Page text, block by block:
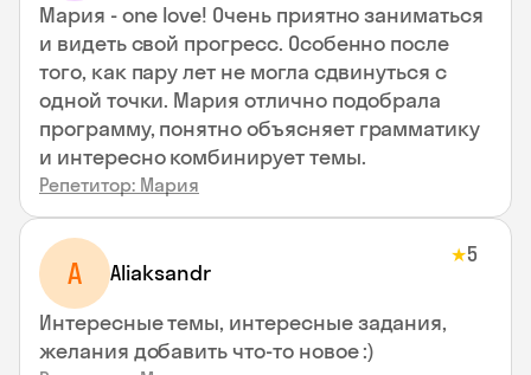
Мария - one love! Очень приятно заниматься
и видеть свой прогресс. Особенно после
того, как пару лет не могла сдвинуться с
одной точки. Мария отлично подобрала
программу, понятно объясняет грамматику
и интересно комбинирует темы.
Репетитор: Мария
A Aliaksandr
★5
Интересные темы, интересные задания,
желания добавить что-то новое :)